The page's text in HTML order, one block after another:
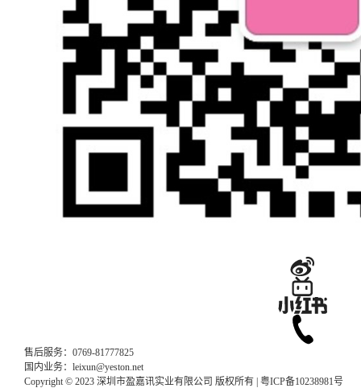
售后服务：0769-81777825
国内业务：leixun@yeston.net
Copyright © 2023 深圳市盈嘉讯实业有限公司 版权所有 | 粤ICP备10238981号